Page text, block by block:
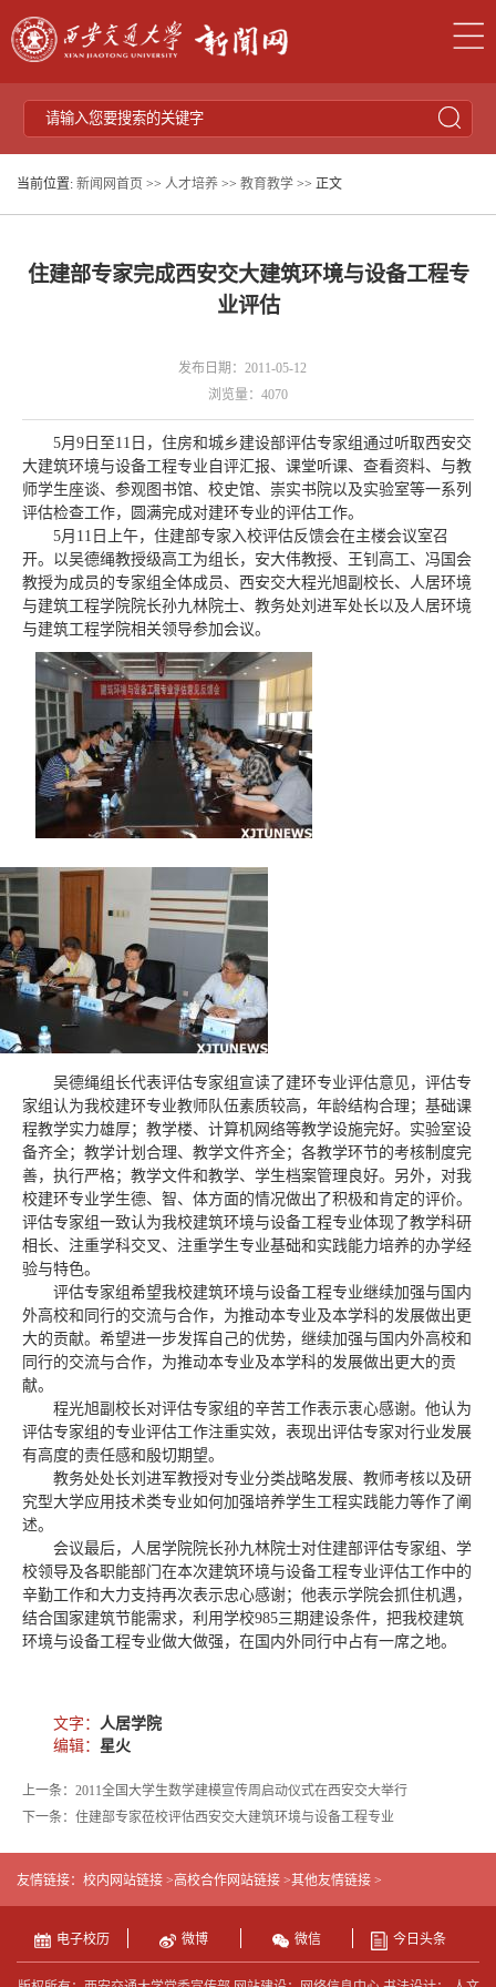
当前位置: 新闻网首页 >> 人才培养 >> 教育教学 >> 正文
住建部专家完成西安交大建筑环境与设备工程专
业评估
发布日期：2011-05-12
浏览量： 4070
5月9日至11日，住房和城乡建设部评估专家组通过听取西安交
大建筑环境与设备工程专业自评汇报、课堂听课、查看资料、与教
师学生座谈、参观图书馆、校史馆、崇实书院以及实验室等一系列
评估检查工作，圆满完成对建环专业的评估工作。
5月11日上午，住建部专家入校评估反馈会在主楼会议室召
开。以吴德绳教授级高工为组长，安大伟教授、王钊高工、冯国会
教授为成员的专家组全体成员、西安交大程光旭副校长、人居环境
与建筑工程学院院长孙九林院士、教务处刘进军处长以及人居环境
与建筑工程学院相关领导参加会议。
吴德绳组长代表评估专家组宣读了建环专业评估意见，评估专
家组认为我校建环专业教师队伍素质较高，年龄结构合理；基础课
程教学实力雄厚；教学楼、计算机网络等教学设施完好。实验室设
备齐全；教学计划合理、教学文件齐全；各教学环节的考核制度完
善，执行严格；教学文件和教学、学生档案管理良好。另外，对我
校建环专业学生德、智、体方面的情况做出了积极和肯定的评价。
评估专家组一致认为我校建筑环境与设备工程专业体现了教学科研
相长、注重学科交叉、注重学生专业基础和实践能力培养的办学经
验与特色。
评估专家组希望我校建筑环境与设备工程专业继续加强与国内
外高校和同行的交流与合作，为推动本专业及本学科的发展做出更
大的贡献。希望进一步发挥自己的优势，继续加强与国内外高校和
同行的交流与合作，为推动本专业及本学科的发展做出更大的贡
献。
程光旭副校长对评估专家组的辛苦工作表示衷心感谢。他认为
评估专家组的专业评估工作注重实效，表现出评估专家对行业发展
有高度的责任感和殷切期望。
教务处处长刘进军教授对专业分类战略发展、教师考核以及研
究型大学应用技术类专业如何加强培养学生工程实践能力等作了阐
述。
会议最后，人居学院院长孙九林院士对住建部评估专家组、学
校领导及各职能部门在本次建筑环境与设备工程专业评估工作中的
辛勤工作和大力支持再次表示忠心感谢；他表示学院会抓住机遇，
结合国家建筑节能需求，利用学校985三期建设条件，把我校建筑
环境与设备工程专业做大做强，在国内外同行中占有一席之地。
文字： 人居学院
编辑： 星火
上一条：2011全国大学生数学建模宣传周启动仪式在西安交大举行
下一条：住建部专家莅校评估西安交大建筑环境与设备工程专业
友情链接： 校内网站链接 >高校合作网站链接 >其他友情链接 >
电子校历 微博 微信 今日头条